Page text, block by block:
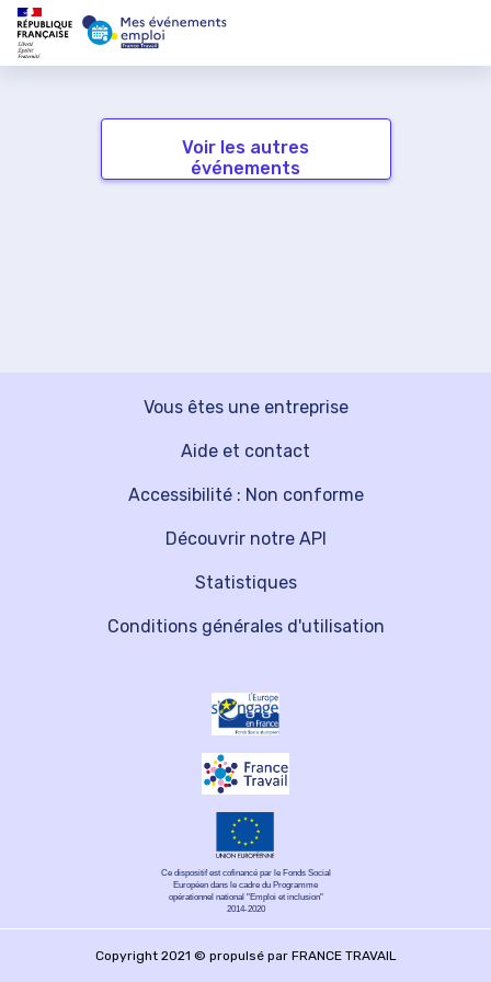
Voir les autres
événements
Vous êtes une entreprise
Découvrir notre API
Aide et contact
Statistiques
Accessibilité : Non conforme
Conditions générales d'utilisation
Ce dispositif est cofinancé par le Fonds Social
Européen dans le cadre du Programme
opérationnel national "Emploi et inclusion"
2014-2020
Copyright 2021 © propulsé par FRANCE TRAVAIL